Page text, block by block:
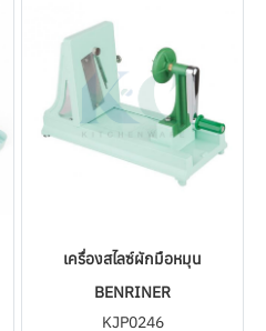
เครื่องสไลซ์ผักมือหมุน
BENRINER
KJP0246